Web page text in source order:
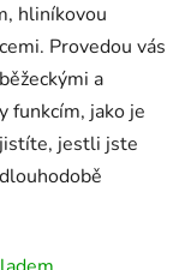
hliníkovou
Provedou vás
a
funkcím, jako je
jestli jste